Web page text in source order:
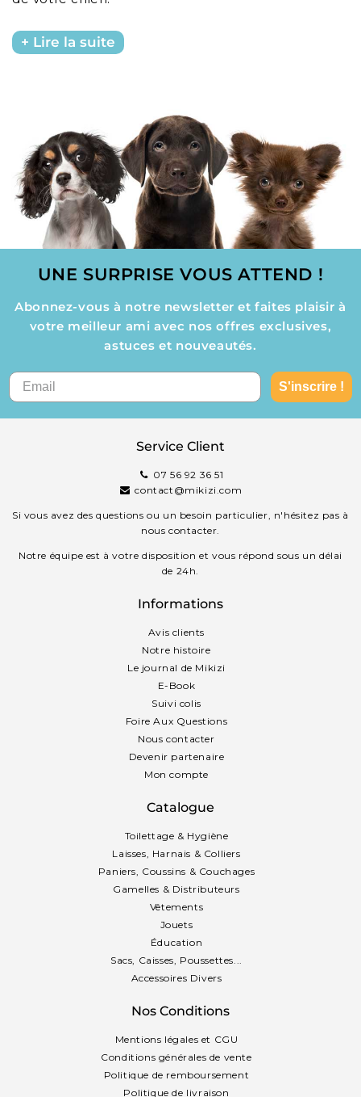
Lire la suite
UNE SURPRISE VOUS ATTEND !
Abonnez-vous à notre newsletter et faites plaisir à
votre meilleur ami avec nos offres exclusives,
astuces et nouveautés.
S'inscrire !
Service Client
07 56 92 36 51
contact@mikizi.com
Si vous avez des questions ou un besoin particulier, n'hésitez pas à
nous contacter.
Notre équipe est à votre disposition et vous répond sous un délai
de 24h.
Informations
Avis clients
Notre histoire
Le journal de Mikizi
E-Book
Suivi colis
Foire Aux Questions
Nous contacter
Devenir partenaire
Mon compte
Catalogue
Toilettage & Hygiène
Laisses, Harnais & Colliers
Paniers, Coussins & Couchages
Gamelles & Distributeurs
Vêtements
Jouets
Éducation
Sacs, Caisses, Poussettes...
Accessoires Divers
Nos Conditions
Mentions légales et CGU
Conditions générales de vente
Politique de remboursement
Politique de livraison